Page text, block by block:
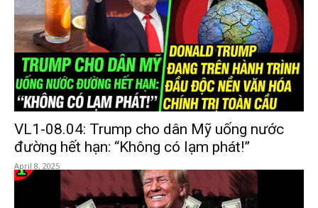
VL1-08.04: Trump cho dân Mỹ uống nước
đường hết hạn: “Không có lạm phát!”
April 8, 2025